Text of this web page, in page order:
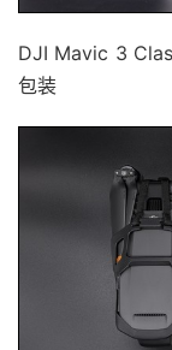
DJI Mavic 3
包装